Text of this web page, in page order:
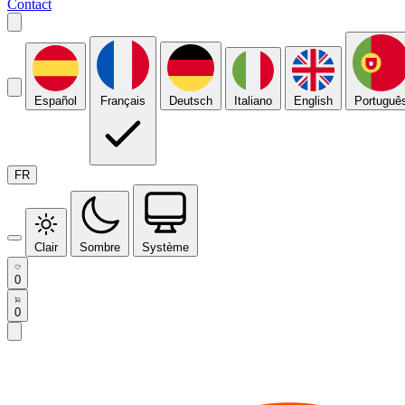
Contact
Español Français Deutsch Italiano English
FR
Clair Sombre Système
0
0